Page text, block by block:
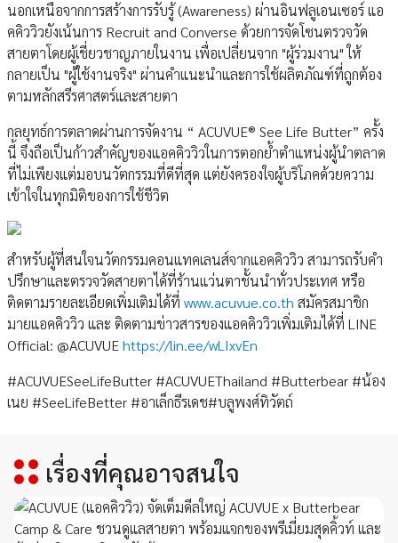
นอกเหนือจากการสร้างการรับรู้ (Awareness) ผ่านอินฟลูเอนเซอร์ แอ
คคิววิวยังเน้นการ Recruit and Converse ด้วยการจัดโซนตรวจวัด
สายตาโดยผู้เชี่ยวชาญภายในงาน เพื่อเปลี่ยนจาก "ผู้ร่วมงาน" ให้
กลายเป็น "ผู้ใช้งานจริง" ผ่านคำแนะนำและการใช้ผลิตภัณฑ์ที่ถูกต้อง
ตามหลักสรีรศาสตร์และสายตา
กลยุทธ์การตลาดผ่านการจัดงาน “ ACUVUE® See Life Butter” ครั้ง
นี้ จึงถือเป็นก้าวสำคัญของแอคคิววิวในการตอกย้ำตำแหน่งผู้นำตลาด
ที่ไม่เพียงแต่มอบนวัตกรรมที่ดีที่สุด แต่ยังครองใจผู้บริโภคด้วยความ
เข้าใจในทุกมิติของการใช้ชีวิต
สำหรับผู้ที่สนใจนวัตกรรมคอนแทคเลนส์จากแอคคิววิว สามารถรับคำ
ปรึกษาและตรวจวัดสายตาได้ที่ร้านแว่นตาชั้นนำทั่วประเทศ หรือ
ติดตามรายละเอียดเพิ่มเติมได้ที่ www.acuvue.co.th สมัครสมาชิก
มายแอคคิววิว และ ติดตามข่าวสารของแอคคิววิวเพิ่มเติมได้ที่ LINE
Official: @ACUVUEhttps://lin.ee/wLIxvEn
#ACUVUESeeLifeButter #ACUVUEThailand #Butterbear #น้อง
เนย #SeeLifeBetter #อาเล็กธีรเดช#บลูพงศ์ทิวัตถ์
เรื่องที่คุณอาจสนใจ